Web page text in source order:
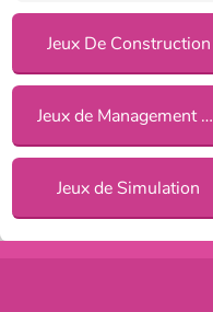
Jeux De Construction
Jeux de Management pour Filles
Jeux de Simulation